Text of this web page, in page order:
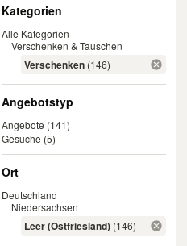
Kategorien
Alle Kategorien
Verschenken & Tauschen
Verschenken (146)
Angebotstyp
Angebote (141)
Gesuche (5)
Ort
Deutschland
Niedersachsen
Leer (Ostfriesland) (146)